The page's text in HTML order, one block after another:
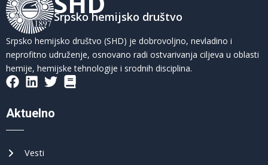
Srpsko hemijsko društvo
Srpsko hemijsko društvo (SHD) je dobrovoljno, nevladino i
neprofitno udruženje, osnovano radi ostvarivanja ciljeva u oblasti
hemije, hemijske tehnologije i srodnih disciplina.
Aktuelno
Vesti